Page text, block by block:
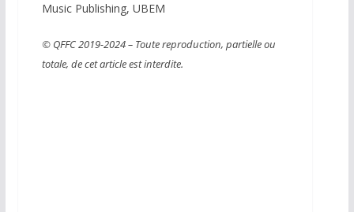
Music Publishing, UBEM
© QFFC 2019-2024 – Toute reproduction, partielle ou
totale, de cet article est interdite.